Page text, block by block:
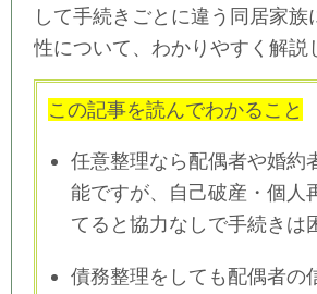
して手続きごとに違う同居家族
性について、わかりやすく解説
この記事を読んでわかること
任意整理なら配偶者や婚約
能ですが、自己破産・個人
てると協力なしで手続きは
債務整理をしても配偶者の